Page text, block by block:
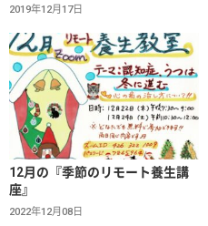
2019年12月17日
12月の『季節のリモート養生講
座』
2022年12月08日